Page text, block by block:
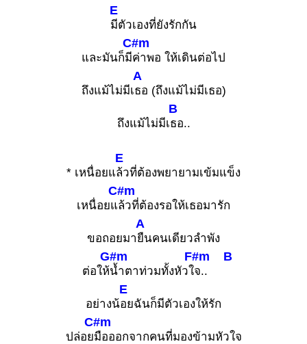
E
มีตัวเองที่ยังรักกัน
และมันก็มี
C#m
ค่าพอ ให้เดินต่อไป
ถึงแม้ไม่มีเ
A
ธอ (ถึงแม้ไม่มีเธอ)
ถึงแม้ไม่มีเ
B
ธอ..
* เหนื่อยแ
E
ล้วที่ต้องพยายามเข้มแข็ง
เหนื่อยแ
C#m
ล้วที่ต้องรอให้เธอมารัก
ขอถอยมา
A
ยืนคนเดียวลำพัง
ต่อให้
G#m
น้ำตาท่วมทั้งหัวใ
F#m
จ..
B
อย่างน้
E
อยฉันก็มีตัวเองให้รัก
ปล่อย
C#m
มือออกจากคนที่มองข้ามหัวใจ